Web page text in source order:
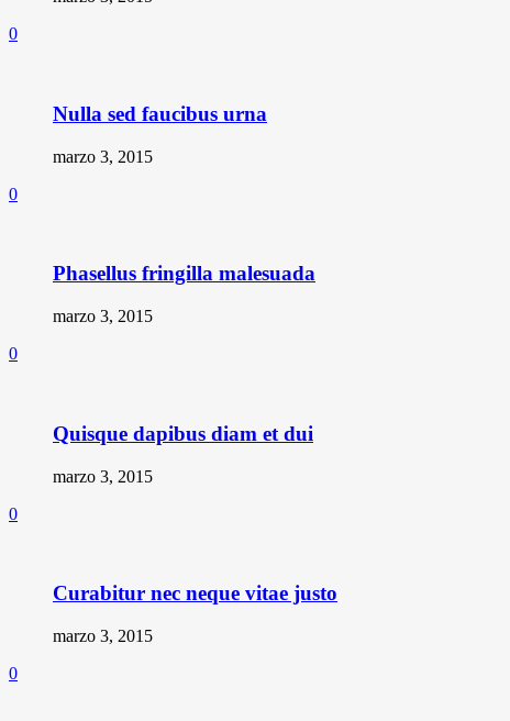
0
Nulla sed faucibus urna
marzo 3, 2015
0
Phasellus fringilla malesuada
marzo 3, 2015
0
Quisque dapibus diam et dui
marzo 3, 2015
0
Curabitur nec neque vitae justo
marzo 3, 2015
0